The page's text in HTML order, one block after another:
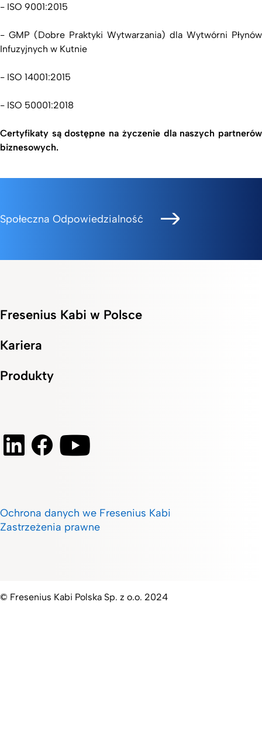
- ISO 9001:2015
- GMP (Dobre Praktyki Wytwarzania) dla Wytwórni Płynów
Infuzyjnych w Kutnie
- ISO 14001:2015
- ISO 50001:2018
Certyfikaty są dostępne na życzenie dla naszych partnerów
biznesowych.
Społeczna Odpowiedzialność
Fresenius Kabi w Polsce
Kariera
Produkty
Ochrona danych we Fresenius Kabi
Zastrzeżenia prawne
© Fresenius Kabi Polska Sp. z o.o. 2024